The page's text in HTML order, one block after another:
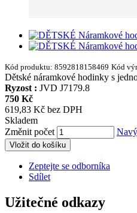
Kód produktu: 8592818158469 Kód
Dětské náramkové hodinky s
Ryzost : JVD J7179.8
750 Kč
619,83 Kč bez DPH
Skladem
Změnit počet
Vložit do košíku
Zeptejte se odborníka
Sdílet
Užitečné odkazy